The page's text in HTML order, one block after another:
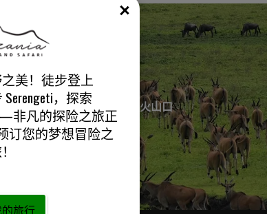
、Serengeti 和 Ngorongoro 火山口
美！徒步登上
Serengeti，探索
非凡的探险之旅正
订您的梦想冒险之
旅行
关闭